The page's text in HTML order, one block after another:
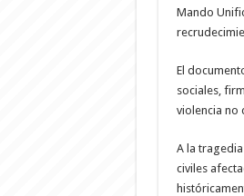
Mando
El
sociales,
violencia no
A la
civiles